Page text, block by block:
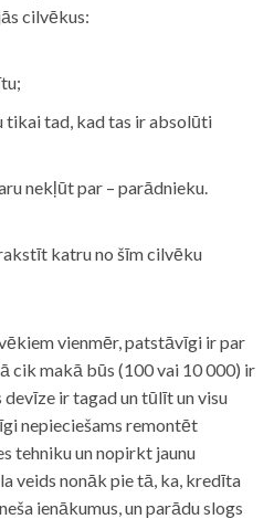
cilvēkus:
tikai tad, kad tas ir absolūti
nekļūt par – parādnieku.
katru no šīm cilvēku
vienmēr, patstāvīgi ir par
cik makā būs (100 vai 10 000) ir
ir tagad un tūlīt un visu
nepieciešams remontēt
tehniku un nopirkt jaunu
veids nonāk pie tā, ka, kredīta
ienākumus, un parādu slogs